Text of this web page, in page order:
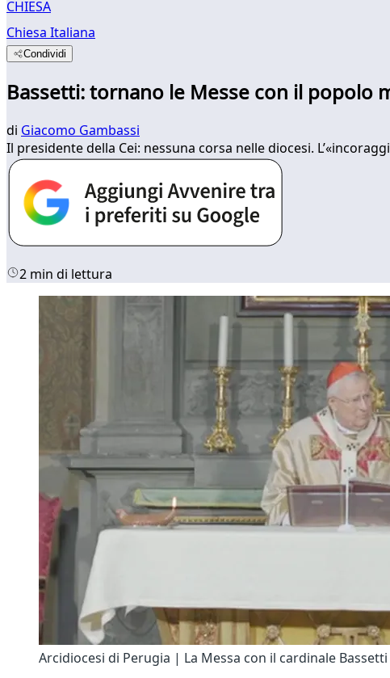
CHIESA
Chiesa Italiana
Condividi
Bassetti: tornano le Messe con il popolo
di Giacomo Gambassi
Il presidente della Cei: nessuna corsa nelle diocesi.
2 min di lettura
Arcidiocesi di Perugia | La Messa con il cardinale